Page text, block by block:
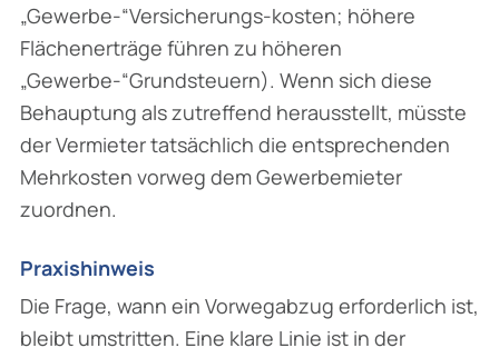
„Gewerbe-“Versicherungs-kosten; höhere
Flächenerträge führen zu höheren
„Gewerbe-“Grundsteuern). Wenn sich diese
Behauptung als zutreffend herausstellt, müsste
der Vermieter tatsächlich die entsprechenden
Mehrkosten vorweg dem Gewerbemieter
zuordnen.
Praxishinweis
Die Frage, wann ein Vorwegabzug erforderlich ist,
bleibt umstritten. Eine klare Linie ist in der